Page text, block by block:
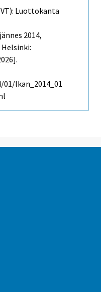
Luottokanta
2014,
lkan_2014_01